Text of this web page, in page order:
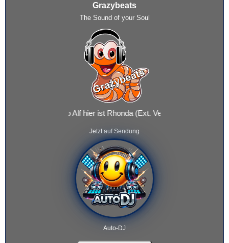
Grazybeats
The Sound of your Soul
Piper - Hallo Alf hier ist Rhonda (Ext. Version)
Jetzt auf Sendung
Auto-DJ